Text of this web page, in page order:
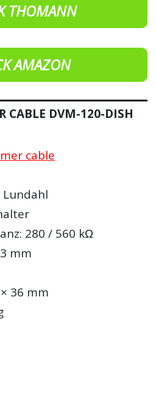
THOMANN
AMAZON
CABLE DVM-120-DISH
cable
280 / 560 kΩ
mm
36 mm